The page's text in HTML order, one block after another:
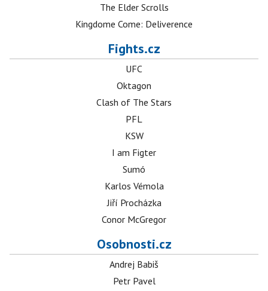
The Elder Scrolls
Kingdome Come: Deliverence
Fights.cz
UFC
Oktagon
Clash of The Stars
PFL
KSW
I am Figter
Sumó
Karlos Vémola
Jiří Procházka
Conor McGregor
Osobnosti.cz
Andrej Babiš
Petr Pavel